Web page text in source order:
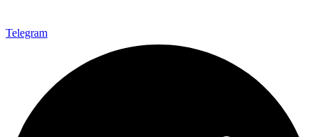
Telegram